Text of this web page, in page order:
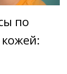
по